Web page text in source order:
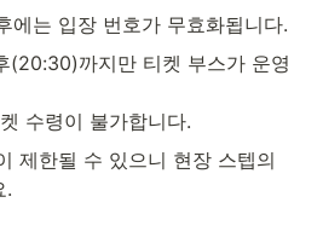
에는 입장 번호가 무효화됩니다.
(20:30)까지만 티켓 부스가 운영
수령이 불가합니다.
제한될 수 있으니 현장 스텝의
.